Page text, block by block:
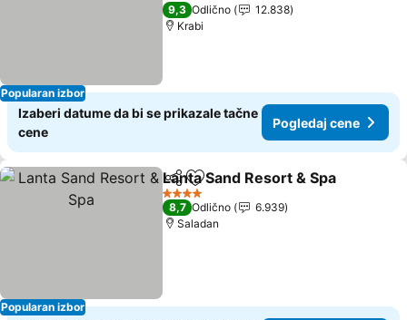
Popularan izbor
9,3 Odlično
12.838
Krabi
Izaberi datume da bi se prikazale tačne
cene
Pogledaj cene
Popularan izbor
Deli Dodati u favorite
Lanta Sand Resort & Spa
4 Zvezdice
8,7 Odlično
6.939
Saladan